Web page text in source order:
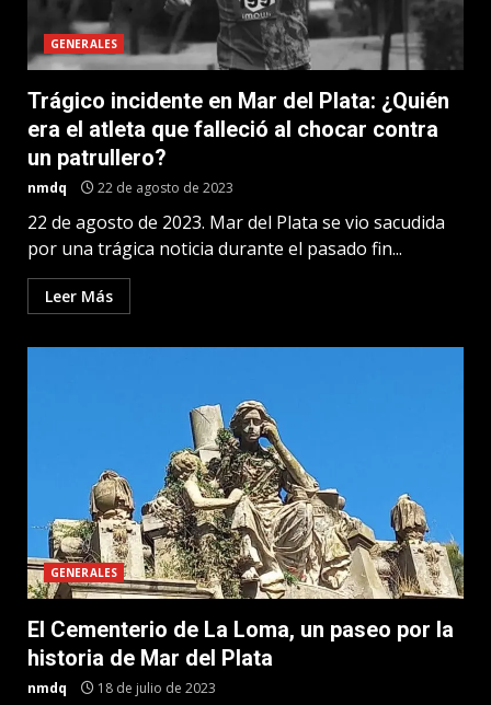
GENERALES
Trágico incidente en Mar del Plata: ¿Quién
era el atleta que falleció al chocar contra
un patrullero?
nmdq 22 de agosto de 2023
22 de agosto de 2023. Mar del Plata se vio sacudida
por una trágica noticia durante el pasado fin...
Leer Más
GENERALES
El Cementerio de La Loma, un paseo por la
historia de Mar del Plata
nmdq 18 de julio de 2023